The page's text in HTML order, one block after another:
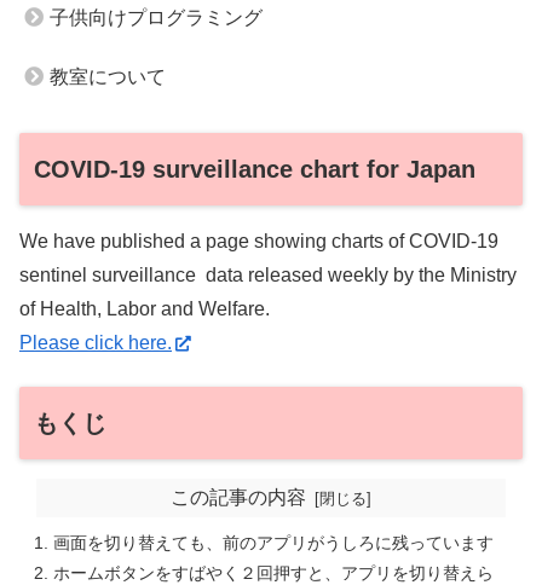
子供向けプログラミング
教室について
COVID-19 surveillance chart for Japan
We have published a page showing charts of COVID-19
sentinel surveillance data released weekly by the Ministry
of Health, Labor and Welfare.
Please click here.
もくじ
この記事の内容
画面を切り替えても、前のアプリがうしろに残っています
ホームボタンをすばやく２回押すと、アプリを切り替えら